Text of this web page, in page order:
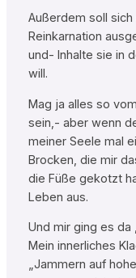
Außerdem soll
Reinkarnation
und- Inhalte sie in
will.
Mag ja alles so
sein,- aber wenn
meiner Seele mal
Brocken, die mir
die Füße gekotzt
Leben aus.
Und mir ging es da
Mein innerliches
„Jammern auf